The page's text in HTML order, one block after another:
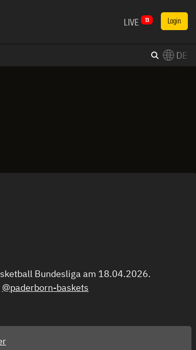
LIVE 13 Login
DE
Bundesliga am 18.04.2026.
@paderborn-baskets